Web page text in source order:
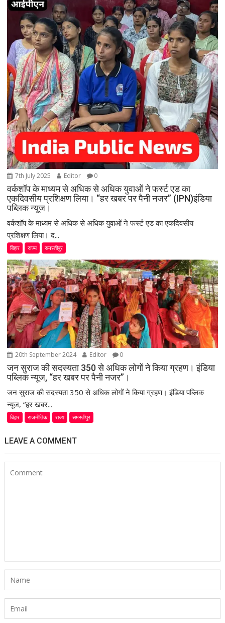
7th July 2025 Editor 0
वर्कशॉप के माध्यम से अधिक से अधिक युवाओं ने फर्स्ट एड का
एकदिवसीय प्रशिक्षण लिया। “हर खबर पर पैनी नजर” (IPN)इंडिया
पब्लिक न्यूज।
वर्कशॉप के माध्यम से अधिक से अधिक युवाओं ने फर्स्ट एड का एकदिवसीय
प्रशिक्षण लिया। द...
बिहार राज्य समस्तीपुर
20th September 2024 Editor 0
जन सुराज की सदस्यता 350 से अधिक लोगों ने किया ग्रहण। इंडिया
पब्लिक न्यूज, “हर खबर पर पैनी नजर”।
जन सुराज की सदस्यता 350 से अधिक लोगों ने किया ग्रहण। इंडिया पब्लिक
न्यूज, “हर खबर...
बिहार राजनीतिक राज्य समस्तीपुर
LEAVE A COMMENT